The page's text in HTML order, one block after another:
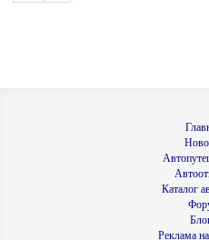
Каталог
Реклама